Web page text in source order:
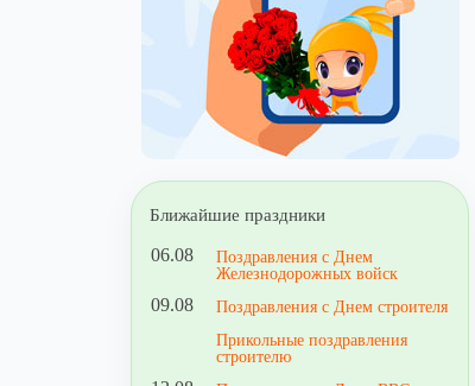
Ближайшие праздники
06.08
Поздравления с Днем
Железнодорожных войск
09.08
Поздравления с Днем строителя
Прикольные поздравления
строителю